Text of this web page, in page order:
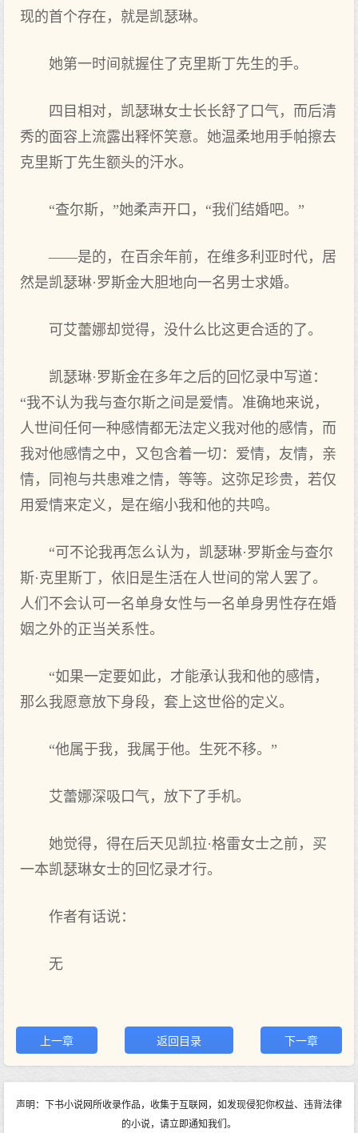
现的首个存在，就是凯瑟琳。
她第一时间就握住了克里斯丁先生的手。
四目相对，凯瑟琳女士长长舒了口气，而后清
秀的面容上流露出释怀笑意。她温柔地用手帕擦去
克里斯丁先生额头的汗水。
“查尔斯，”她柔声开口，“我们结婚吧。”
——是的，在百余年前，在维多利亚时代，居
然是凯瑟琳·罗斯金大胆地向一名男士求婚。
可艾蕾娜却觉得，没什么比这更合适的了。
凯瑟琳·罗斯金在多年之后的回忆录中写道：
“我不认为我与查尔斯之间是爱情。准确地来说，
人世间任何一种感情都无法定义我对他的感情，而
我对他感情之中，又包含着一切：爱情，友情，亲
情，同袍与共患难之情，等等。这弥足珍贵，若仅
用爱情来定义，是在缩小我和他的共鸣。
“可不论我再怎么认为，凯瑟琳·罗斯金与查尔
斯·克里斯丁，依旧是生活在人世间的常人罢了。
人们不会认可一名单身女性与一名单身男性存在婚
姻之外的正当关系性。
“如果一定要如此，才能承认我和他的感情，
那么我愿意放下身段，套上这世俗的定义。
“他属于我，我属于他。生死不移。”
艾蕾娜深吸口气，放下了手机。
她觉得，得在后天见凯拉·格雷女士之前，买
一本凯瑟琳女士的回忆录才行。
作者有话说：
无
上一章 返回目录 下一章
声明：下书小说网所收录作品，收集于互联网，如发现侵犯你权益、违背法律
的小说，请立即通知我们。